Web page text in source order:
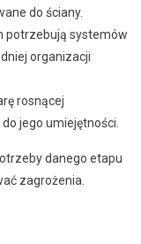
do ściany.
potrzebują systemów
organizacji
rosnącej
jego umiejętności.
danego etapu
zagrożenia.